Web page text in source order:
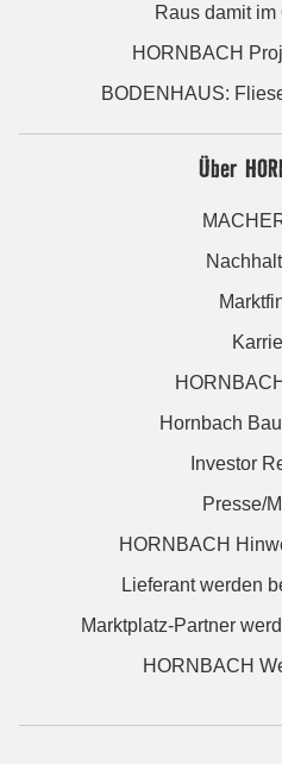
Raus damit
HORNBACH
BODENHAUS:
Über
Hornbach
Investor
Presse/
HORNBACH
Lieferant werden
Marktplatz-Partner
HORNBACH